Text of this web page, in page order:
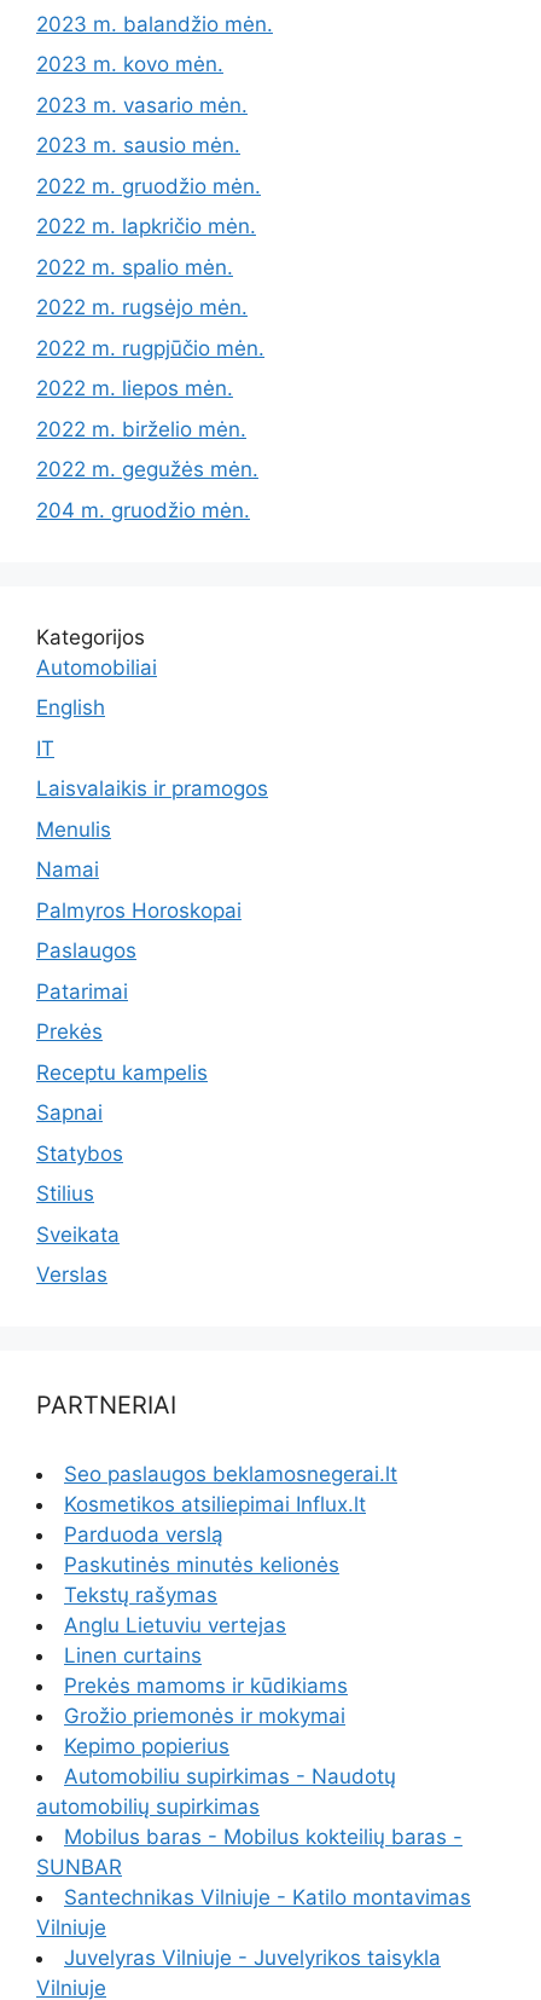
2023 m. balandžio mėn.
2023 m. kovo mėn.
2023 m. vasario mėn.
2023 m. sausio mėn.
2022 m. gruodžio mėn.
2022 m. lapkričio mėn.
2022 m. spalio mėn.
2022 m. rugsėjo mėn.
2022 m. rugpjūčio mėn.
2022 m. liepos mėn.
2022 m. birželio mėn.
2022 m. gegužės mėn.
204 m. gruodžio mėn.
Kategorijos
Automobiliai
English
IT
Laisvalaikis ir pramogos
Menulis
Namai
Palmyros Horoskopai
Paslaugos
Patarimai
Prekės
Receptu kampelis
Sapnai
Statybos
Stilius
Sveikata
Verslas
PARTNERIAI
Seo paslaugos beklamosnegerai.lt
Kosmetikos atsiliepimai Influx.lt
Parduoda verslą
Paskutinės minutės kelionės
Tekstų rašymas
Anglu Lietuviu vertejas
Linen curtains
Prekės mamoms ir kūdikiams
Grožio priemonės ir mokymai
Kepimo popierius
Automobiliu supirkimas - Naudotų
automobilių supirkimas
Mobilus baras - Mobilus kokteilių baras -
SUNBAR
Santechnikas Vilniuje - Katilo montavimas
Vilniuje
Juvelyras Vilniuje - Juvelyrikos taisykla
Vilniuje